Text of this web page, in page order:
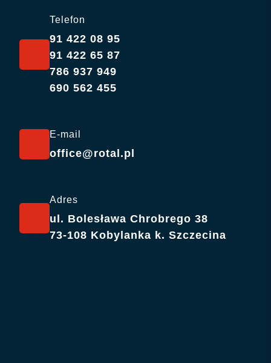
Telefon
91 422 08 95
91 422 65 87
786 937 949
690 562 455
E-mail
office@rotal.pl
Adres
ul. Bolesława Chrobrego 38
73-108 Kobylanka k. Szczecina